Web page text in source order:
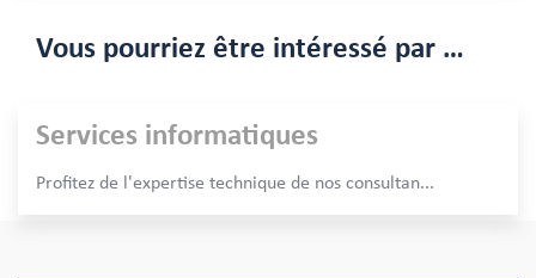
Vous pourriez être intéressé par …
Services informatiques
Profitez de l'expertise technique de nos consultan...